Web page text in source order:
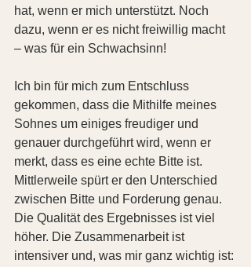
hat, wenn er mich unterstützt. Noch
dazu, wenn er es nicht freiwillig macht
– was für ein Schwachsinn!
Ich bin für mich zum Entschluss
gekommen, dass die Mithilfe meines
Sohnes um einiges freudiger und
genauer durchgeführt wird, wenn er
merkt, dass es eine echte Bitte ist.
Mittlerweile spürt er den Unterschied
zwischen Bitte und Forderung genau.
Die Qualität des Ergebnisses ist viel
höher. Die Zusammenarbeit ist
intensiver und, was mir ganz wichtig ist: